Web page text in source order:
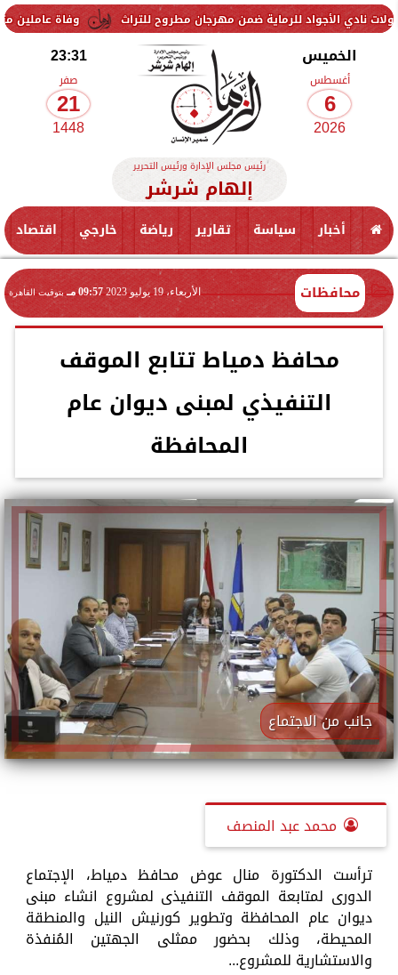
وفاة عاملين متأثرين للرماية ضمن مهرجان مطروح للتراث
الخميس
أغسطس
6
2026
23:31
صفر
21
1448
رئيس مجلس الإدارة ورئيس التحرير
إلهام شرشر
أخبار سياسة تقارير رياضة خارجي اقتصاد
محافظات الأربعاء، 19 يوليو 2023 09:57 مـ بتوقيت القاهرة
محافظ دمياط تتابع الموقف
التنفيذي لمبنى ديوان عام
المحافظة
جانب من الاجتماع
محمد عبد المنصف
ترأست الدكتورة منال عوض محافظ دمياط، الإجتماع
الدورى لمتابعة الموقف التنفيذى لمشروع انشاء مبنى
ديوان عام المحافظة وتطوير كورنيش النيل والمنطقة
المحيطة، وذلك بحضور ممثلى الجهتين المُنفذة
والاستشارية للمشروع...